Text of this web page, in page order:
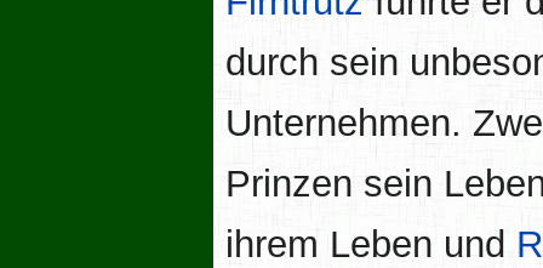
durch sein
Unternehmen.
Prinzen sein
ihrem Leben und